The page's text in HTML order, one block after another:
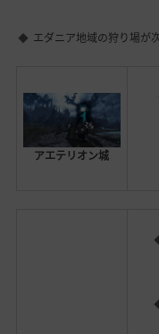
エダニア地域の狩り場が
アエテリオン城